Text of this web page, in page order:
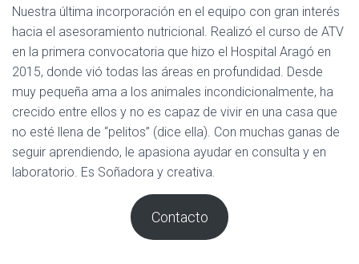
Nuestra última incorporación en el equipo con gran interés
hacia el asesoramiento nutricional. Realizó el curso de ATV
en la primera convocatoria que hizo el Hospital Aragó en
2015, donde vió todas las áreas en profundidad. Desde
muy pequeña ama a los animales incondicionalmente, ha
crecido entre ellos y no es capaz de vivir en una casa que
no esté llena de “pelitos” (dice ella). Con muchas ganas de
seguir aprendiendo, le apasiona ayudar en consulta y en
laboratorio. Es Soñadora y creativa.
Contacto